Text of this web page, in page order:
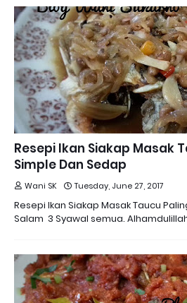
Resepi Ikan Siakap Masak
Simple Dan Sedap
Wani SK Tuesday, June 27, 2017
Resepi Ikan Siakap Masak Taucu
Salam 3 Syawal semua.